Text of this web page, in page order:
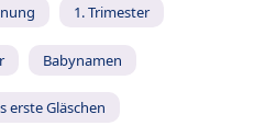
1. Trimester
Babynamen
erste Gläschen